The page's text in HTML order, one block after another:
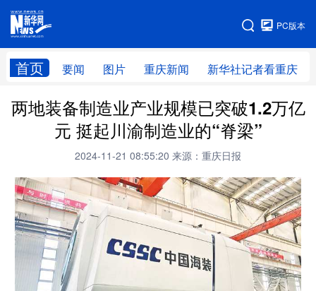
PC版本
首页 要闻 图片 重庆新闻 新华社记者看重庆
网站地图
两地装备制造业产业规模已突破1.2万亿
元 挺起川渝制造业的“脊梁”
2024-11-21 08:55:20 来源：重庆日报